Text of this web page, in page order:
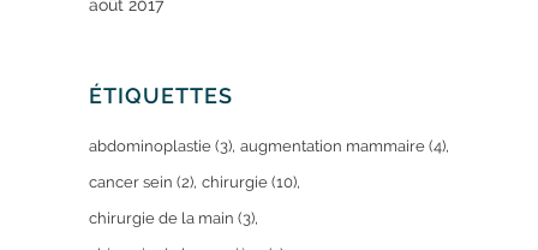
août 2017
ÉTIQUETTES
abdominoplastie (3) augmentation mammaire (4)
cancer sein (2) chirurgie (10)
chirurgie de la main (3)